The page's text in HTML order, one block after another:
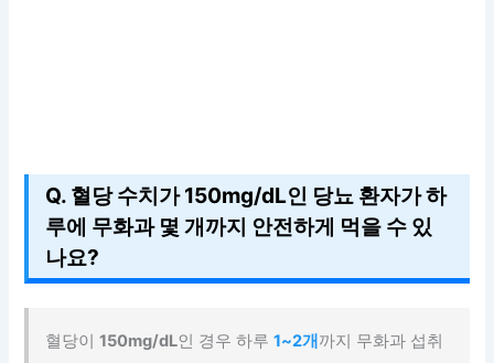
Q. 혈당 수치가 150mg/dL인 당뇨 환자가 하
루에 무화과 몇 개까지 안전하게 먹을 수 있
나요?
혈당이150mg/dL인 경우 하루1~2개까지 무화과 섭취